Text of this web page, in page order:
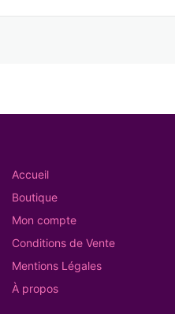
Accueil
Boutique
Mon compte
Conditions de Vente
Mentions Légales
À propos